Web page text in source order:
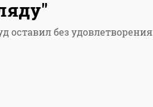
оставил без удовлетворения